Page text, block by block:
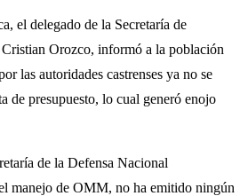
el delegado de la Secretaría de
Orozco, informó a la población
las autoridades castrenses ya no se
de presupuesto, lo cual generó enojo
de la Defensa Nacional
manejo de OMM, no ha emitido ningún